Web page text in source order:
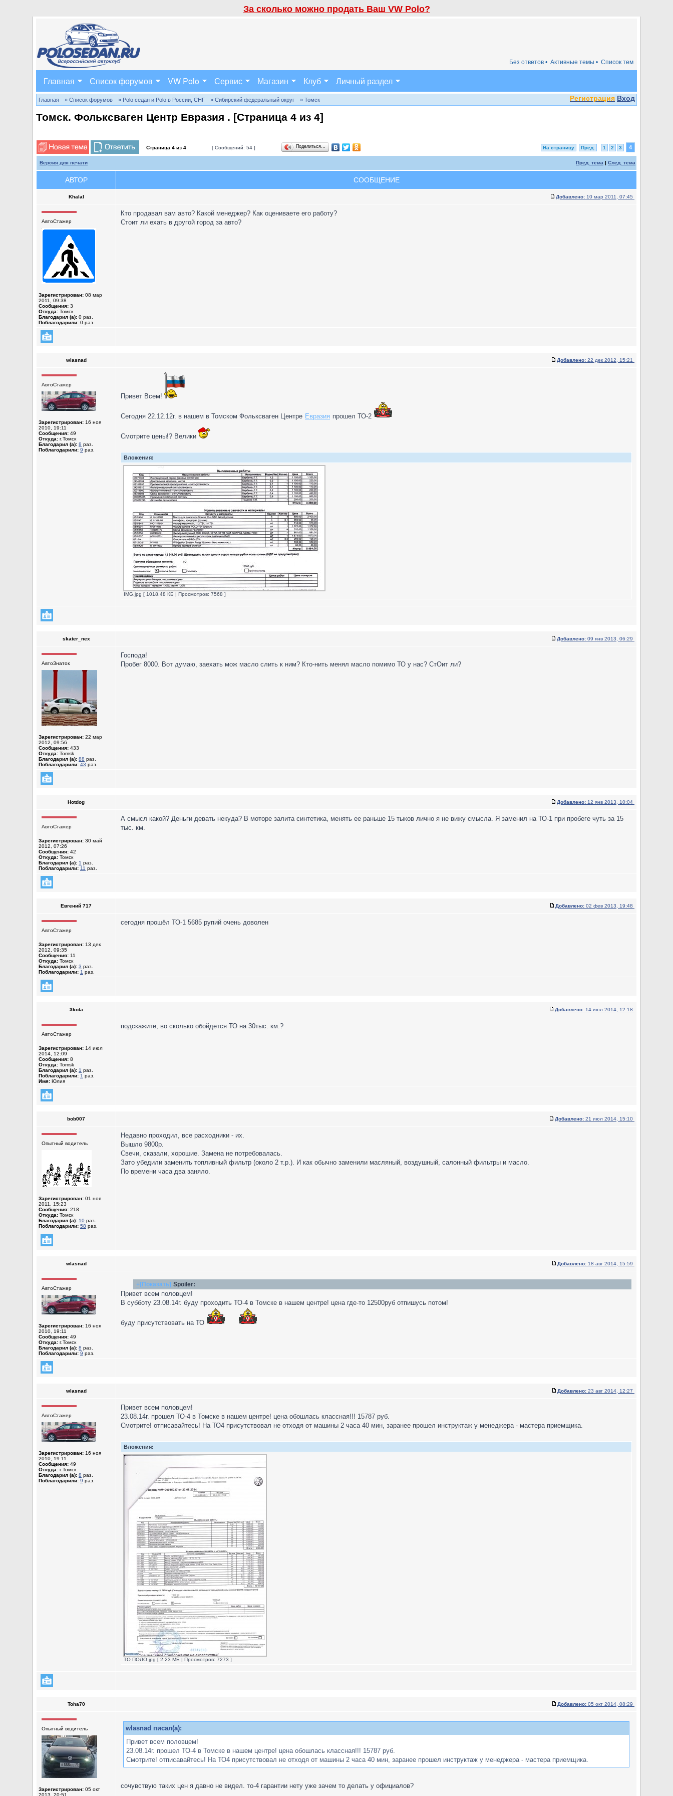
За сколько можно продать Ваш VW Polo?
Список тем
Активные темы •
Без ответов •
Главная Список форумов VW Polo Сервис Магазин Клуб Личный раздел
Регистрация Вход
Главная » Список форумов » Polo седан и Polo в России, СНГ » Сибирский федеральный округ » Томск
Томск. Фольксваген Центр Евразия . [Страница 4 из 4]
Страница 4 из 4 [ Сообщений: 54 ] Поделиться… На страницу Пред. 1 2 3 4
Версия для печати Пред. тема | След. тема
АВТОР СООБЩЕНИЕ
Khalal Добавлено: 10 мар 2011, 07:45
АвтоСтажер
Зарегистрирован: 08 мар
2011, 09:38
Сообщения: 3
Откуда: Томск
Благодарил (а): 0 раз.
Поблагодарили: 0 раз.
Кто продавал вам авто? Какой менеджер? Как оцениваете его работу?
Стоит ли ехать в другой город за авто?
wlasnad Добавлено: 22 дек 2012, 15:21
АвтоСтажер
Зарегистрирован: 16 ноя
2010, 19:11
Сообщения: 49
Откуда: г.Томск
Благодарил (а): 8 раз.
Поблагодарили: 9 раз.
Привет Всем!
Сегодня 22.12.12г. в нашем в Томском Фольксваген Центре Евразия прошел ТО-2
Смотрите цены!? Велики
Вложения:
IMG.jpg [ 1018.48 КБ | Просмотров: 7568 ]
skater_nex Добавлено: 09 янв 2013, 06:29
АвтоЗнаток
Зарегистрирован: 22 мар
2012, 09:56
Сообщения: 433
Откуда: Tomsk
Благодарил (а): 88 раз.
Поблагодарили: 43 раз.
Господа!
Пробег 8000. Вот думаю, заехать мож масло слить к ним? Кто-нить менял масло помимо ТО у нас? СтОит ли?
Hotdog Добавлено: 12 янв 2013, 10:04
АвтоСтажер
Зарегистрирован: 30 май
2012, 07:26
Сообщения: 42
Откуда: Томск
Благодарил (а): 1 раз.
Поблагодарили: 11 раз.
А смысл какой? Деньги девать некуда? В моторе залита синтетика, менять ее раньше 15 тыков лично я не вижу смысла. Я заменил на ТО-1 при пробеге чуть за 15
тыс. км.
Евгений 717 Добавлено: 02 фев 2013, 19:48
АвтоСтажер
Зарегистрирован: 13 дек
2012, 09:35
Сообщения: 11
Откуда: Томск
Благодарил (а): 3 раз.
Поблагодарили: 1 раз.
сегодня прошёл ТО-1 5685 рупий очень доволен
3kota Добавлено: 14 июл 2014, 12:18
АвтоСтажер
Зарегистрирован: 14 июл
2014, 12:09
Сообщения: 8
Откуда: Tomsk
Благодарил (а): 1 раз.
Поблагодарили: 1 раз.
Имя: Юлия
подскажите, во сколько обойдется ТО на 30тыс. км.?
bob007 Добавлено: 21 июл 2014, 15:10
Опытный водитель
Зарегистрирован: 01 ноя
2011, 15:23
Сообщения: 218
Откуда: Томск
Благодарил (а): 10 раз.
Поблагодарили: 58 раз.
Недавно проходил, все расходники - их.
Вышло 9800р.
Свечи, сказали, хорошие. Замена не потребовалась.
Зато убедили заменить топливный фильтр (около 2 т.р.). И как обычно заменили масляный, воздушный, салонный фильтры и масло.
По времени часа два заняло.
wlasnad Добавлено: 18 авг 2014, 15:59
АвтоСтажер
Зарегистрирован: 16 ноя
2010, 19:11
Сообщения: 49
Откуда: г.Томск
Благодарил (а): 8 раз.
Поблагодарили: 9 раз.
+[Показать] Spoiler:
Привет всем половцем!
В субботу 23.08.14г. буду проходить ТО-4 в Томске в нашем центре! цена где-то 12500руб отпишусь потом!
буду присутствовать на ТО
wlasnad Добавлено: 23 авг 2014, 12:27
АвтоСтажер
Зарегистрирован: 16 ноя
2010, 19:11
Сообщения: 49
Откуда: г.Томск
Благодарил (а): 8 раз.
Поблагодарили: 9 раз.
Привет всем половцем!
23.08.14г. прошел ТО-4 в Томске в нашем центре! цена обошлась классная!!! 15787 руб.
Смотрите! отписавайтесь! На ТО4 присутствовал не отходя от машины 2 часа 40 мин, заранее прошел инструктаж у менеджера - мастера приемщика.
Вложения:
ТО ПОЛО.jpg [ 2.23 МБ | Просмотров: 7273 ]
Toha70 Добавлено: 05 окт 2014, 08:29
Опытный водитель
Зарегистрирован: 05 окт
2013, 20:51
wlasnad писал(а):
Привет всем половцем!
23.08.14г. прошел ТО-4 в Томске в нашем центре! цена обошлась классная!!! 15787 руб.
Смотрите! отписавайтесь! На ТО4 присутствовал не отходя от машины 2 часа 40 мин, заранее прошел инструктаж у менеджера - мастера приемщика.
сочувствую таких цен я давно не видел. то-4 гарантии нету уже зачем то делать у официалов?